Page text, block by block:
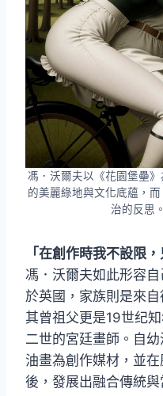
馮．沃爾夫以《花園堡壘
的美麗綠地與文化底蘊，
治的反思
「在創作時我不設限
馮．沃爾夫如此形容
於英國，家族則是來自
其曾祖父更是19世纪
二世的宮廷畫師。自
油畫為創作媒材，並
後，發展出融合傳統